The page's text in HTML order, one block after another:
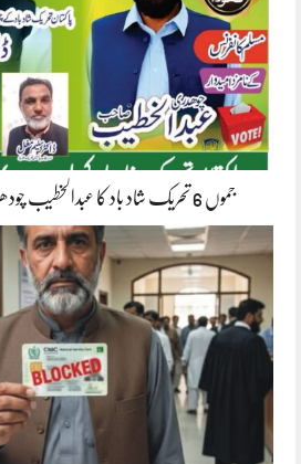
جموں 6 تحریک شاد باد کا عبدالخطیب چودھری کی حمایت کا اعلان